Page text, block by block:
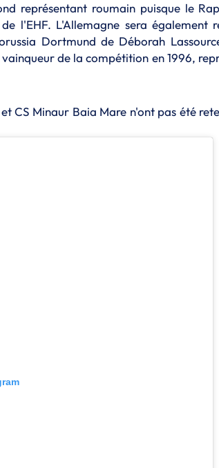
représentant roumain puisque le
l'EHF. L'Allemagne sera également
Dortmund de Déborah
vainqueur de la compétition en 1996,
CS Minaur Baia Mare n'ont pas été